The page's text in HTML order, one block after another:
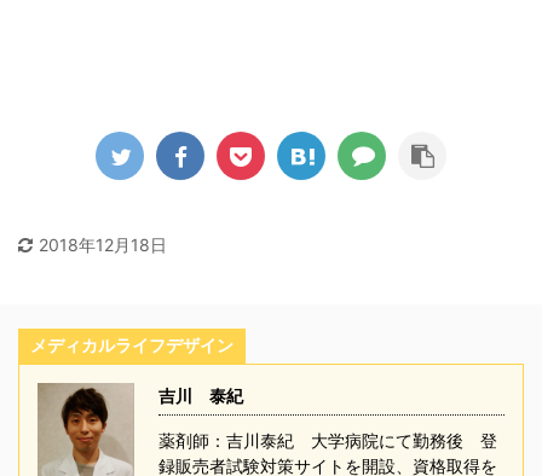
2018年12月18日
メディカルライフデザイン
吉川 泰紀
薬剤師：吉川泰紀 大学病院にて勤務後 登
録販売者試験対策サイトを開設、資格取得を